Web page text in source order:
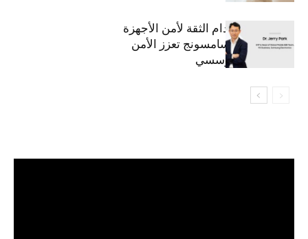
استراتيجية انعدام الثقة لأمن الأجهزة
المحمولة من سامسونج تعزز الأمن
السيبراني المؤسسي